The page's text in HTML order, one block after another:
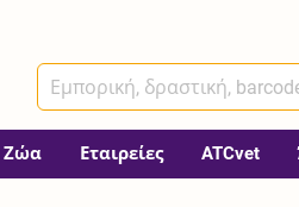
Ζώα Εταιρείες ATCvet